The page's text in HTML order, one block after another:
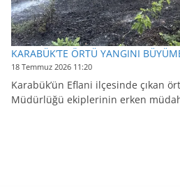
KARABÜK’TE ÖRTÜ YANGINI
18 Temmuz 2026 11:20
Karabük’ün Eflani ilçesinde çıkan
Müdürlüğü ekiplerinin erken